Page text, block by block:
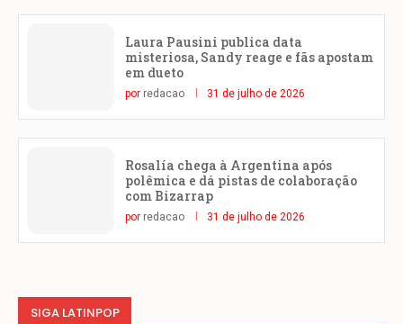
Laura Pausini publica data
misteriosa, Sandy reage e fãs apostam
em dueto
por redacao 31 de julho de 2026
Rosalía chega à Argentina após
polêmica e dá pistas de colaboração
com Bizarrap
por redacao 31 de julho de 2026
SIGA LATINPOP